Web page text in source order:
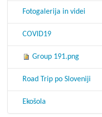
Fotogalerija in videi
COVID19
Group 191.png
Road Trip po Sloveniji
Ekošola